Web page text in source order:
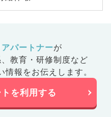
パートナーが
教育・研修制度など
報をお伝えします。
を利用する